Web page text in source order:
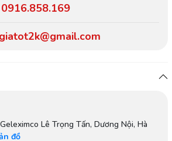
0916.858.169
Lê Trọng Tấn, Dương Nội, Hà
đồ